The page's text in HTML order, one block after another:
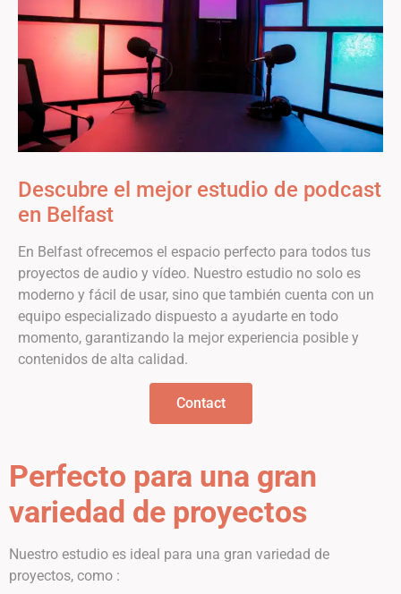
Descubre el mejor estudio de podcast
en Belfast
En Belfast ofrecemos el espacio perfecto para todos tus
proyectos de audio y vídeo. Nuestro estudio no solo es
moderno y fácil de usar, sino que también cuenta con un
equipo especializado dispuesto a ayudarte en todo
momento, garantizando la mejor experiencia posible y
contenidos de alta calidad.
Contact
Perfecto para una gran
variedad de proyectos
Nuestro estudio es ideal para una gran variedad de
proyectos, como :